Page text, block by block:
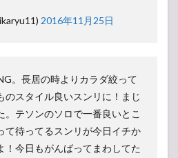
2016年11月25日
。長居の時よりカラダ絞って
のスタイル良いスンリに！まじ
。テソンのソロで一番良いとこ
て待ってるスンリが今日イチか
！今日もがんばってまわしてた